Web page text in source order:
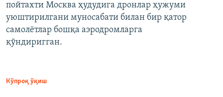
пойтахти Москва ҳудудига дронлар ҳужуми
уюштирилгани муносабати билан бир қатор
самолётлар бошқа аэродромларга
қўндиригган.
Кўпроқ ўқиш